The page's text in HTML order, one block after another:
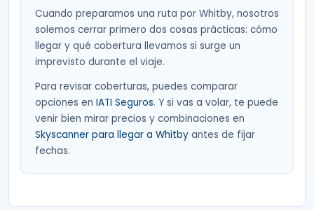
Cuando preparamos una ruta por Whitby, nosotros
solemos cerrar primero dos cosas prácticas: cómo
llegar y qué cobertura llevamos si surge un
imprevisto durante el viaje.
Para revisar coberturas, puedes comparar
opciones en IATI Seguros. Y si vas a volar, te puede
venir bien mirar precios y combinaciones en
Skyscanner para llegar a Whitby antes de fijar
fechas.